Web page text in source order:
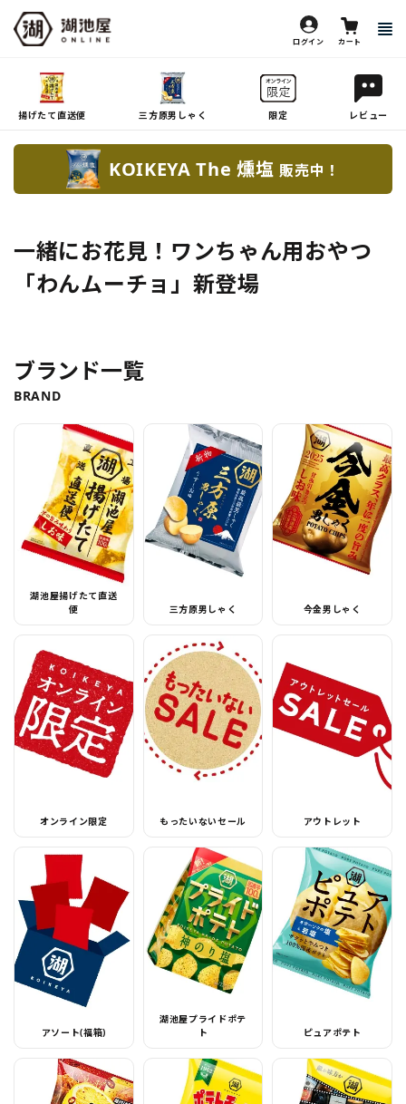
ログイン カート
揚げたて直送便 三方原男しゃく 限定 レビュー
KOIKEYA The 燻塩 販売中！
一緒にお花見！ワンちゃん用おやつ
「わんムーチョ」新登場
ブランド一覧
BRAND
湖池屋揚げたて直送
便
三方原男しゃく 今金男しゃく
オンライン限定 もったいないセール アウトレット
アソート(福箱)
湖池屋プライドポテ
ト
ピュアポテト